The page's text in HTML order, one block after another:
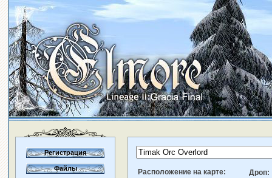
Регистрация
Файлы Расположение на карте: Дроп: